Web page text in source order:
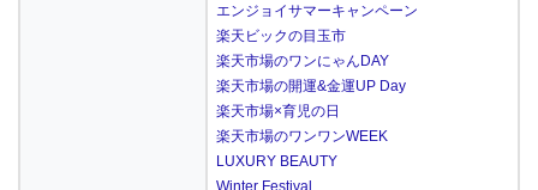
エンジョイサマーキャンペーン
楽天ビックの目玉市
楽天市場のワンにゃんDAY
楽天市場の開運&金運UP Day
楽天市場×育児の日
楽天市場のワンワンWEEK
LUXURY BEAUTY
Winter Festival